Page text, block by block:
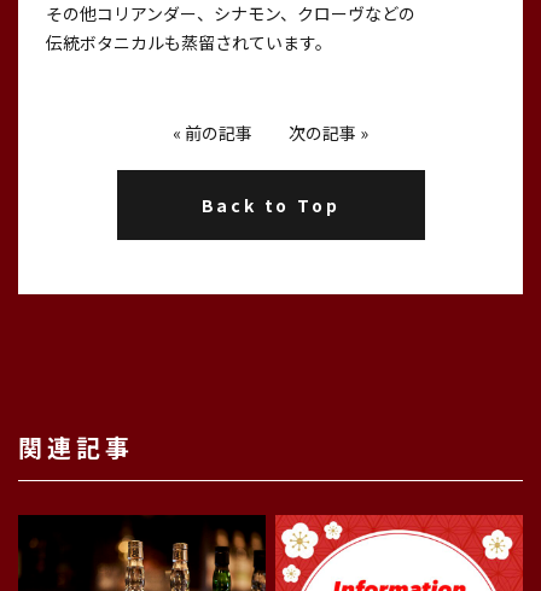
その他コリアンダー、シナモン、クローヴなどの
伝統ボタニカルも蒸留されています。
« 前の記事 次の記事 »
Back to Top
関連記事